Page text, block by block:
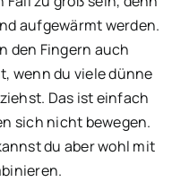
aufgewärmt werden.
den Fingern auch
wenn du viele dünne
Das ist einfach
sich nicht bewegen.
du aber wohl mit